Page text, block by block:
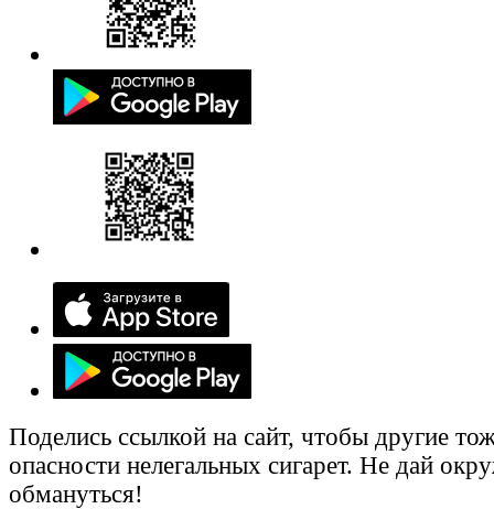
Поделись ссылкой на сайт, чтобы другие
опасности нелегальных сигарет. Не дай
обмануться!